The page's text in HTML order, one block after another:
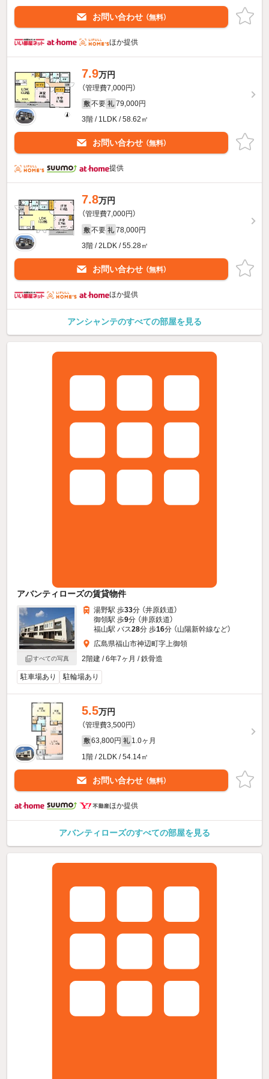
お問い合わせ （無料）
ほか提供
7.9万円
（管理費7,000円）
敷 不要 礼 79,000円
3階 / 1LDK / 58.62㎡
お問い合わせ （無料）
提供
7.8万円
（管理費7,000円）
敷 不要 礼 78,000円
3階 / 2LDK / 55.28㎡
お問い合わせ （無料）
ほか提供
アンシャンテのすべての部屋を見る
アバンティローズの賃貸物件
すべての写真
湯野駅 歩33分 （井原鉄道）
御領駅 歩9分 （井原鉄道）
福山駅 バス28分 歩16分 （山陽新幹線など）
広島県福山市神辺町字上御領
2階建 / 6年7ヶ月 / 鉄骨造
駐車場あり 駐輪場あり
5.5万円
（管理費3,500円）
敷 63,800円 礼 1.0ヶ月
1階 / 2LDK / 54.14㎡
お問い合わせ （無料）
ほか提供
アバンティローズのすべての部屋を見る